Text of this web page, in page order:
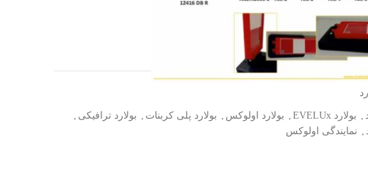
علاقه مندی
, بولارد EVELUx , بولارد اولوکس , بولارد پلی کربنات , بولارد ترافیکی ,
, نمایندگی اولوکس